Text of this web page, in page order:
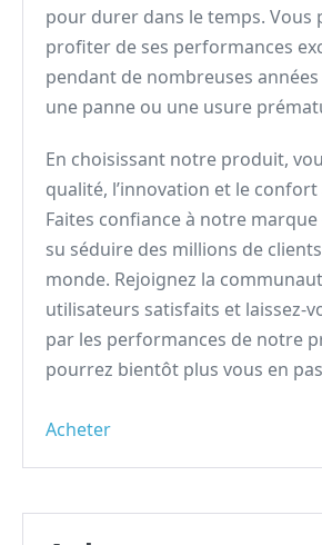
pour durer dans le temps. Vous
profiter de ses performances
pendant de nombreuses
une panne ou une usure
En choisissant notre produit,
qualité, l’innovation et le
Faites confiance à notre
su séduire des millions de
monde. Rejoignez la
utilisateurs satisfaits et laissez-
par les performances de notre
pourrez bientôt plus vous en
Acheter